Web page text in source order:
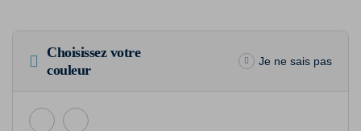
Choisissez votre
couleur
Je ne sais pas